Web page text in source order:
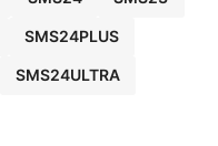
SMS24PLUS
SMS24ULTRA